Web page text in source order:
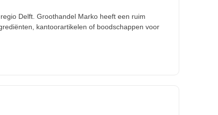
Delft. Groothandel Marko heeft een ruim
kantoorartikelen of boodschappen voor